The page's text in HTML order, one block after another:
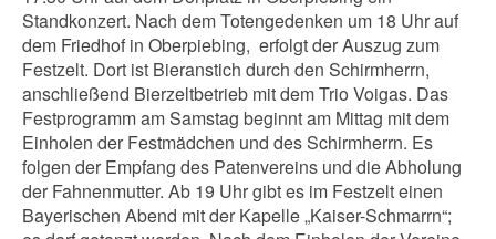
Standkonzert. Nach dem Totengedenken um 18 Uhr auf
dem Friedhof in Oberpiebing, erfolgt der Auszug zum
Festzelt. Dort ist Bieranstich durch den Schirmherrn,
anschließend Bierzeltbetrieb mit dem Trio Voigas. Das
Festprogramm am Samstag beginnt am Mittag mit dem
Einholen der Festmädchen und des Schirmherrn. Es
folgen der Empfang des Patenvereins und die Abholung
der Fahnenmutter. Ab 19 Uhr gibt es im Festzelt einen
Bayerischen Abend mit der Kapelle „Kaiser-Schmarrn“;